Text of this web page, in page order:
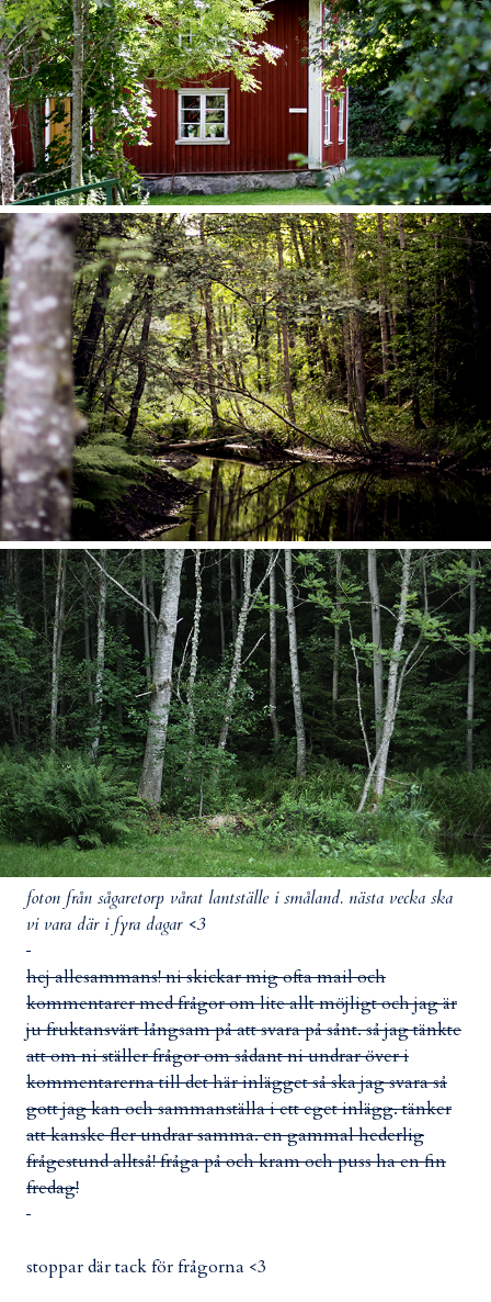
foton från sågaretorp vårat lantställe i småland. nästa vecka ska
vi vara där i fyra dagar <3
hej allesammans! ni skickar mig ofta mail och
kommentarer med frågor om lite allt möjligt och jag är
ju fruktansvärt långsam på att svara på sånt. så jag tänkte
att om ni ställer frågor om sådant ni undrar över i
kommentarerna till det här inlägget så ska jag svara så
gott jag kan och sammanställa i ett eget inlägg. tänker
att kanske fler undrar samma. en gammal hederlig
frågestund alltså! fråga på och kram och puss ha en fin
fredag!
stoppar där tack för frågorna <3